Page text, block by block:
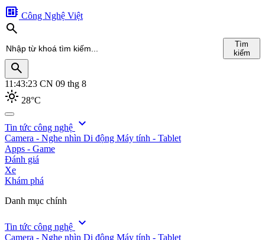
developer_board Công Nghệ Việt
search
Tìm
kiếm
search
11:43:25 CN 09 thg 8
light_mode 28°C
search
Tin tức công nghệ expand_more
Camera - Nghe nhìn Di động Máy tính - Tablet
Apps - Game
Đánh giá
Xe
Khám phá
Danh mục chính
Tin tức công nghệ expand_more
Camera - Nghe nhìn Di động Máy tính - Tablet